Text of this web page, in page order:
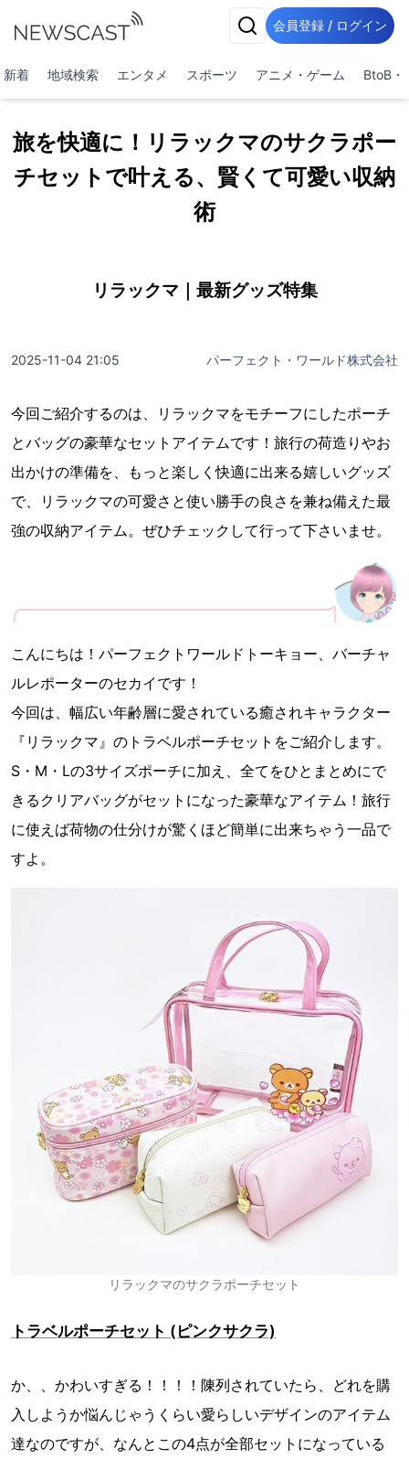
会員登録 / ログイン
新着 地域検索 エンタメ スポーツ アニメ・ゲーム BtoB・
旅を快適に！リラックマのサクラポー
チセットで叶える、賢くて可愛い収納
術
リラックマ｜最新グッズ特集
2025-11-04 21:05 パーフェクト・ワールド株式会社
今回ご紹介するのは、リラックマをモチーフにしたポーチ
とバッグの豪華なセットアイテムです！旅行の荷造りやお
出かけの準備を、もっと楽しく快適に出来る嬉しいグッズ
で、リラックマの可愛さと使い勝手の良さを兼ね備えた最
強の収納アイテム。ぜひチェックして行って下さいませ。
こんにちは！パーフェクトワールドトーキョー、バーチャ
ルレポーターのセカイです！
今回は、幅広い年齢層に愛されている癒されキャラクター
『リラックマ』のトラベルポーチセットをご紹介します。
S・M・Lの3サイズポーチに加え、全てをひとまとめにで
きるクリアバッグがセットになった豪華なアイテム！旅行
に使えば荷物の仕分けが驚くほど簡単に出来ちゃう一品で
すよ。
リラックマのサクラポーチセット
トラベルポーチセット (ピンクサクラ)
か、、かわいすぎる！！！！陳列されていたら、どれを購
入しようか悩んじゃうくらい愛らしいデザインのアイテム
達なのですが、なんとこの4点が全部セットになっている